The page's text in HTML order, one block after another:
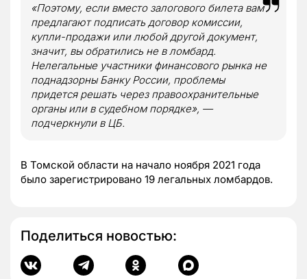
«Поэтому, если вместо залогового билета вам
предлагают подписать договор комиссии,
купли-продажи или любой другой документ,
значит, вы обратились не в ломбард.
Нелегальные участники финансового рынка не
поднадзорны Банку России, проблемы
придется решать через правоохранительные
органы или в судебном порядке», —
подчеркнули в ЦБ.
В Томской области на начало ноября 2021 года
было зарегистрировано 19 легальных ломбардов.
Поделиться новостью: